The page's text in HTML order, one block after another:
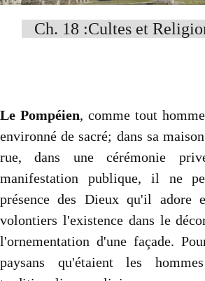
Quotidien..
Contact
Ch. 18 :Cultes et
Le Pompéien, comme tout
environné de sacré; dans sa
rue, dans une cérémonie
manifestation publique, il ne
présence des Dieux qu'il adore
volontiers l'existence dans le
l'ornementation d'une façade.
paysans qu'étaient les